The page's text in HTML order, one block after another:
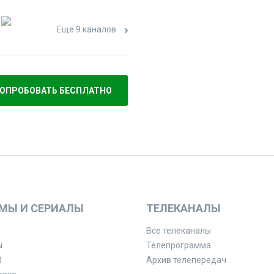
Ещё 9 каналов
БЕСПЛАТНО
И СЕРИАЛЫ ТЕЛЕКАНАЛЫ
Все телеканалы
Телепрограмма
Архив телепередач